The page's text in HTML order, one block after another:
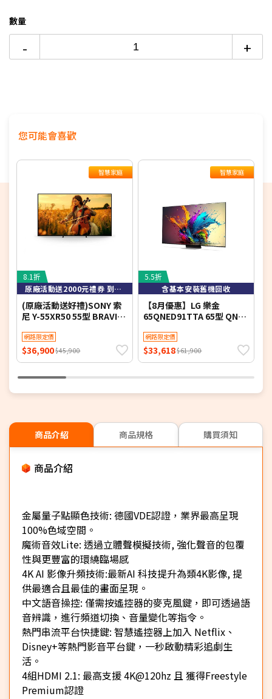
價格包含【標準安裝】+【舊機回收】
※如商品標題掛有【預購】字樣，都將依照預購日
期，以訂單順序陸續出貨，如遇原廠供貨延遲，將會
再另外發送簡訊通知。
若您同意以上約定事項再行下單，謝謝。
數量
- +
您可能會喜歡
智慧家庭
8.1折
原廠活動送2000元禮券 到8/9止
(原廠活動送好禮)SONY 索
尼 Y-55XR50 55型 BRAVIA
器
網路限定價
$36,900$45,900
智慧家庭
5.5折
含基本安裝舊機回收
【8月優惠】LG 樂金
65QNED91TTA 65型 QNED
網路限定價
$33,618$61,900
商品介紹 商品規格 購買須知
商品介紹
金屬量子點顯色技術: 德國VDE認證，業界最高呈現
100%色域空間。
魔術音效Lite: 透過立體聲模擬技術, 強化聲音的包覆
性與更豐富的環繞臨場感
4K AI 影像升頻技術:最新AI 科技提升為類4K影像, 提
供最適合且最佳的畫面呈現。
中文語音操控: 僅需按遙控器的麥克風鍵，即可透過語
音辨識，進行頻道切換、音量變化等指令。
熱門串流平台快捷鍵: 智慧遙控器上加入 Netflix、
Disney+等熱門影音平台鍵，一秒啟動精彩追劇生
活。
4組HDMI 2.1: 最高支援 4K@120hz 且 獲得Freestyle
Premium認證